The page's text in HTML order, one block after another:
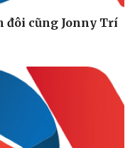
đôi cũng Jonny Trí